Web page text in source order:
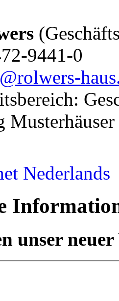
9441-0
Musterhäuser
Nederlands
unser